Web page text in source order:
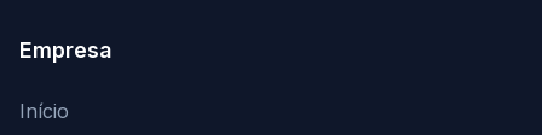
Empresa
Início